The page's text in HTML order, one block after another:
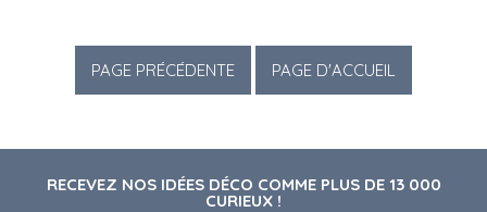
RECEVEZ NOS IDÉES DÉCO COMME PLUS DE 13 000
CURIEUX !